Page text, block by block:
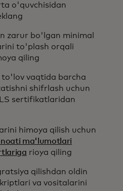
o'quvchisidan
zarur bo'lgan minimal
to'plash orqali
qiling
to'lov vaqtida barcha
shifrlash uchun
sertifikatlaridan
himoya qilish uchun
ma'lumotlari
rioya qiling
qilishdan oldin
va vositalarini